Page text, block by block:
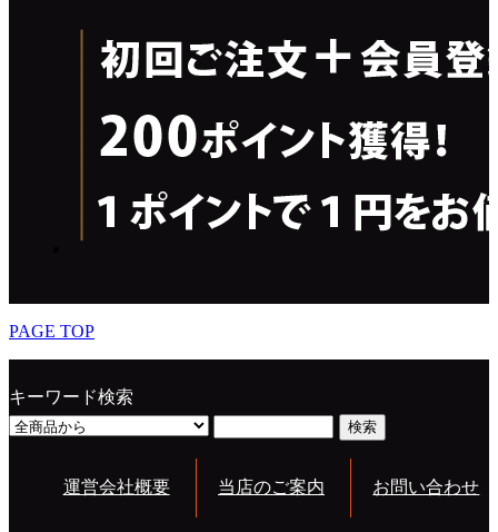
PAGE TOP
キーワード検索
運営会社概要 当店のご案内 お問い合わせ